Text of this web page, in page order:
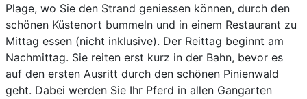
Plage, wo Sie den Strand geniessen können, durch den
schönen Küstenort bummeln und in einem Restaurant zu
Mittag essen (nicht inklusive). Der Reittag beginnt am
Nachmittag. Sie reiten erst kurz in der Bahn, bevor es
auf den ersten Ausritt durch den schönen Pinienwald
geht. Dabei werden Sie Ihr Pferd in allen Gangarten